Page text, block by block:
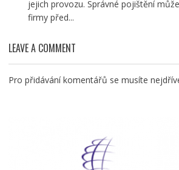
jejich provozu. Správné pojištění
firmy před...
LEAVE A COMMENT
Pro přidávání komentářů se musíte